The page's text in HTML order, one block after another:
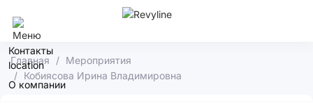
Контакты
О компании
Главная
Мероприятия
Кобиясова Ирина Владимировна